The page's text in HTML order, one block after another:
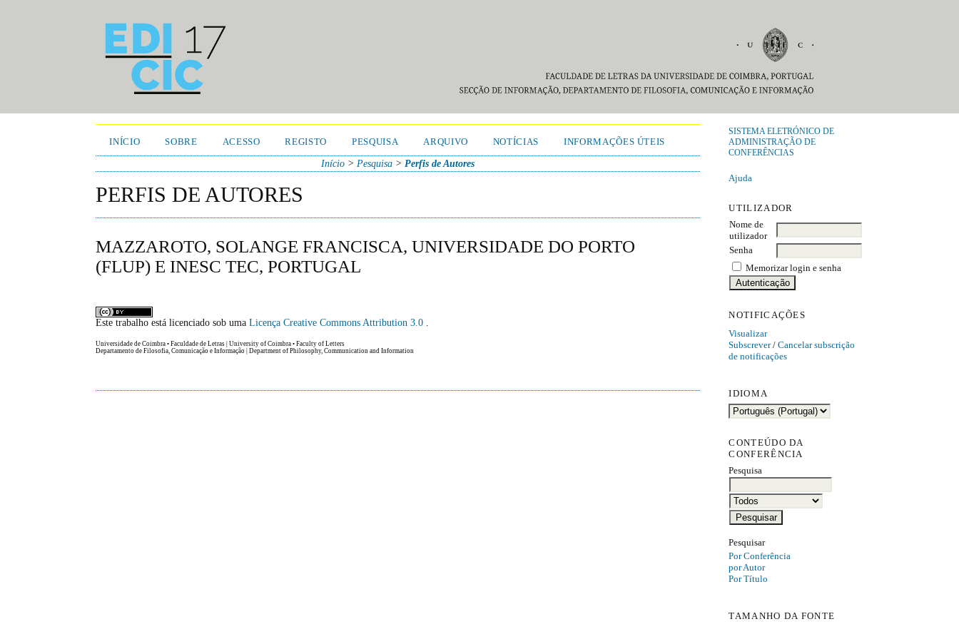
SISTEMA ELETRÓNICO DE
ADMINISTRAÇÃO DE
CONFERÊNCIAS
Ajuda
UTILIZADOR
Nome de
utilizador
Senha
Memorizar login e senha
NOTIFICAÇÕES
Visualizar
Subscrever/Cancelar subscrição
de notificações
IDIOMA
CONTEÚDO DA
CONFERÊNCIA
Pesquisa
Pesquisar
Por Conferência
por Autor
Por Título
TAMANHO DA FONTE
INÍCIO SOBRE ACESSO REGISTO PESQUISA ARQUIVO NOTÍCIAS INFORMAÇÕES ÚTEIS
Início >Pesquisa >Perfis de Autores
PERFIS DE AUTORES
MAZZAROTO, SOLANGE FRANCISCA, UNIVERSIDADE DO PORTO
(FLUP) E INESC TEC, PORTUGAL
Este trabalho está licenciado sob umaLicença Creative Commons Attribution 3.0 .
Universidade de Coimbra • Faculdade de Letras | University of Coimbra • Faculty of Letters
Departamento de Filosofia, Comunicação e Informação | Department of Philosophy, Communication and Information